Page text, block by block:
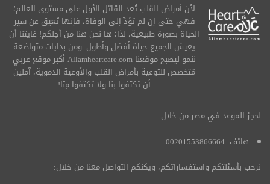
لأن أمراض القلب تُعد القاتل الأول على مستوى العالم؛
فهي حتى إن لم تؤدِّ إلى الوفاة، فإنها تُعيق عن سير
الحياة بصورة طبيعية، لذا؛ ها نحن هنا من أجلكم! غايتنا أن
يعيش الجميع حياة أفضل وأطول. ومن بدايات متواضعة
ننمو ليصبح موقعنا Allamheartcare.com أكبر موقع عربي
مُتخصص للتوعية بأمراض القلب والأوعية الدموية، آملين
أن تكتفوا بنا ولا تكتفوا مِنّا!
لحجز الموعد في مصر من خلال:
هاتف: 00201553866664
نرحب بأسئلتكم واستفساراتكم، ويكنكم التواصل معنا من خلال: